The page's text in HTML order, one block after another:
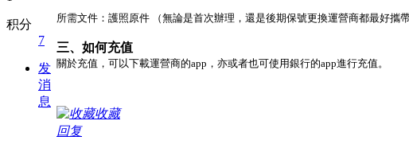
积分
7
发
消
息
所需文件：護照原件 （無論是首次辦理，還是後期保號更換運營商都最好攜
三、如何充值
關於充值，可以下載運營商的app，亦或者也可使用銀行的app進行充值。
收藏
回复